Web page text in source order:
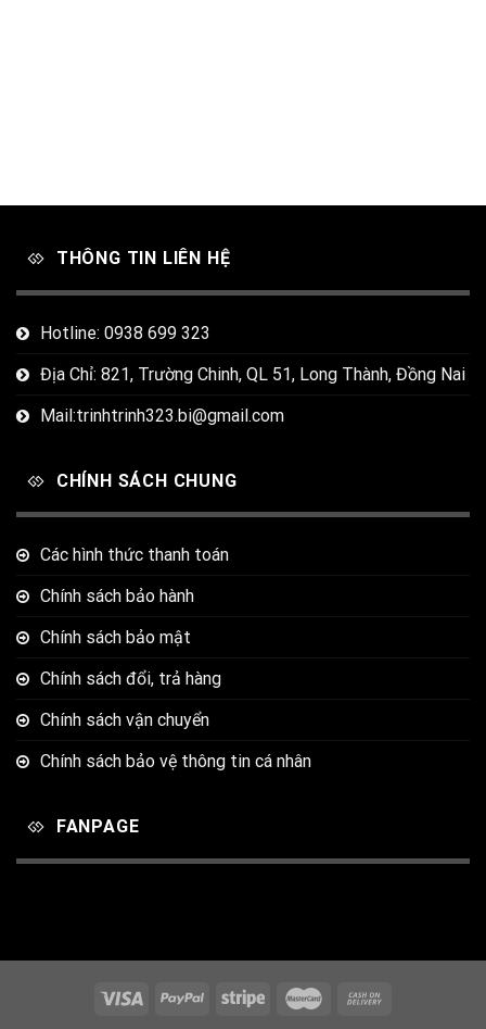
THÔNG TIN LIÊN HỆ
Hotline: 0938 699 323
Địa Chỉ: 821, Trường Chinh, QL 51, Long Thành, Đồng Nai
Mail:trinhtrinh323.bi@gmail.com
CHÍNH SÁCH CHUNG
Các hình thức thanh toán
Chính sách bảo hành
Chính sách bảo mật
Chính sách đổi, trả hàng
Chính sách vận chuyển
Chính sách bảo vệ thông tin cá nhân
FANPAGE